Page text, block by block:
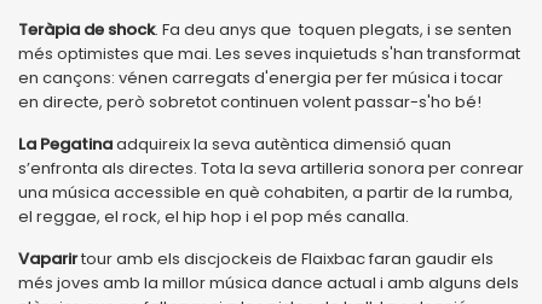
Teràpia de shock. Fa deu anys que toquen plegats, i se senten
més optimistes que mai. Les seves inquietuds s'han transformat
en cançons: vénen carregats d'energia per fer música i tocar
en directe, però sobretot continuen volent passar-s'ho bé!
La Pegatinaadquireix la seva autèntica dimensió quan
s’enfronta als directes. Tota la seva artilleria sonora per conrear
una música accessible en què cohabiten, a partir de la rumba,
el reggae, el rock, el hip hop i el pop més canalla.
Vaparirtour amb els discjockeis de Flaixbac faran gaudir els
més joves amb la millor música dance actual i amb alguns dels